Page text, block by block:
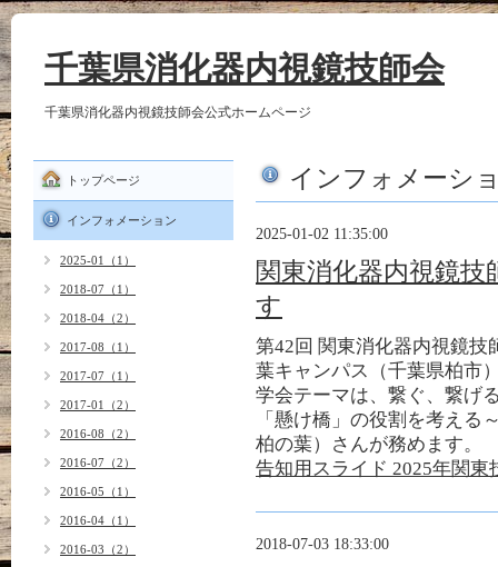
千葉県消化器内視鏡技師会
千葉県消化器内視鏡技師会公式ホームページ
インフォメーシ
2025-01-02 11:35:00
関東消化器内視鏡
す
第42回 関東消化器内視鏡技
葉キャンパス（千葉県柏市
学会テーマは、繋ぐ、繋げ
「懸け橋」の役割を考える
柏の葉）さんが務めます。
告知用スライド 2025年関東
2018-07-03 18:33:00
トップページ
インフォメーション
2025-01（1）
2018-07（1）
2018-04（2）
2017-08（1）
2017-07（1）
2017-01（2）
2016-08（2）
2016-07（2）
2016-05（1）
2016-04（1）
2016-03（2）